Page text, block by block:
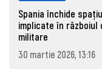
Spania închide
implicate în
militare
30 martie 2026, 13:16